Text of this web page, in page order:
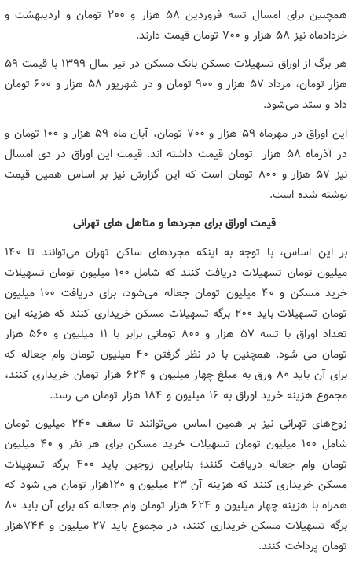
همچنین برای امسال تسه فروردین ۵۸ هزار و ۲۰۰ تومان و اردیبهشت و
خردادماه نیز ۵۸ هزار و ۷۰۰ تومان قیمت دارند.
هر برگ از اوراق تسهیلات مسکن بانک مسکن در تیر سال ۱۳۹۹ با قیمت ۵۹
هزار تومان، مرداد ۵۷ هزار و ۹۰۰ تومان و در شهریور ۵۸ هزار و ۶۰۰ تومان
داد و ستد می‌شود.
این اوراق در مهرماه ۵۹ هزار و ۷۰۰ تومان، آبان ماه ۵۹ هزار و ۱۰۰ تومان و
در آذرماه ۵۸ هزار تومان قیمت داشته اند. قیمت این اوراق در دی امسال
نیز ۵۷ هزار و ۸۰۰ تومان است که این گزارش نیز بر اساس همین قیمت
نوشته شده است.
قیمت اوراق برای مجردها و متاهل های تهرانی
بر این اساس، با توجه به اینکه مجردهای ساکن تهران می‌توانند تا ۱۴۰
میلیون تومان تسهیلات دریافت کنند که شامل ۱۰۰ میلیون تومان تسهیلات
خرید مسکن و ۴۰ میلیون تومان جعاله می‌شود، برای دریافت ۱۰۰ میلیون
تومان تسهیلات باید ۲۰۰ برگه تسهیلات مسکن خریداری کنند که هزینه این
تعداد اوراق با تسه ۵۷ هزار و ۸۰۰ تومانی برابر با ۱۱ میلیون و ۵۶۰ هزار
تومان می شود. همچنین با در نظر گرفتن ۴۰ میلیون تومان وام جعاله که
برای آن باید ۸۰ ورق به مبلغ چهار میلیون و ۶۲۴ هزار تومان خریداری کنند،
مجموع هزینه خرید اوراق به ۱۶ میلیون و ۱۸۴ هزار تومان می رسد.
زوج‌های تهرانی نیز بر همین اساس می‌توانند تا سقف ۲۴۰ میلیون تومان
شامل ۱۰۰ میلیون تومان تسهیلات خرید مسکن برای هر نفر و ۴۰ میلیون
تومان وام جعاله دریافت کنند؛ بنابراین زوجین باید ۴۰۰ برگه تسهیلات
مسکن خریداری کنند که هزینه آن ۲۳ میلیون و ۱۲۰هزار تومان می شود که
همراه با هزینه چهار میلیون و ۶۲۴ هزار تومان وام جعاله که برای آن باید ۸۰
برگه تسهیلات مسکن خریداری کنند، در مجموع باید ۲۷ میلیون و ۷۴۴هزار
تومان پرداخت کنند.